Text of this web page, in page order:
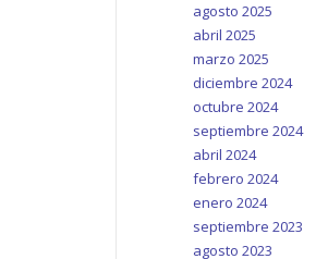
agosto 2025
abril 2025
marzo 2025
diciembre 2024
octubre 2024
septiembre 2024
abril 2024
febrero 2024
enero 2024
septiembre 2023
agosto 2023